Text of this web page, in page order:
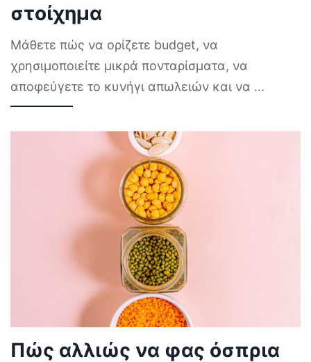
στοίχημα
Μάθετε πώς να ορίζετε budget, να
χρησιμοποιείτε μικρά πονταρίσματα, να
αποφεύγετε το κυνήγι απωλειών και να ...
Πώς αλλιώς να φας όσπρια